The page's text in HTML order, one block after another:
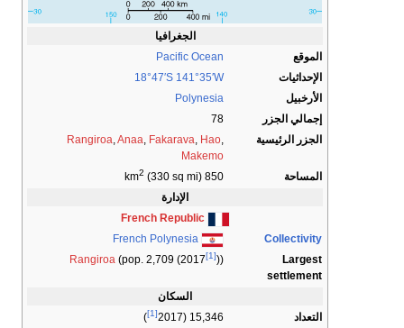
الجغرافيا
الموقع
Pacific Ocean
الإحداثيات
18°47′S 141°35′W
الأرخبيل
Polynesia
إجمالي الجزر
78
الجزر الرئيسية
Rangiroa,Anaa, Fakarava, Hao,
Makemo
المساحة
850 km
2 (330 sq mi)
الإدارة
French Republic
Collectivity
French Polynesia
Largest
settlement
Rangiroa (pop. 2,709 (2017 [1]))
السكان
التعداد
15,346 (2017
[1]
)